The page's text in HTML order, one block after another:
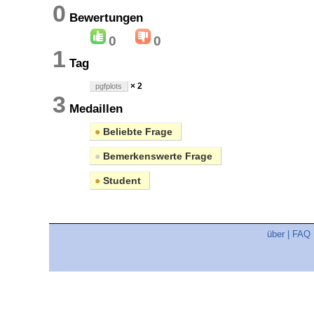
0 Bewertungen
0 0
1 Tag
pgfplots × 2
3 Medaillen
● Beliebte Frage
● Bemerkenswerte Frage
● Student
über FAQ